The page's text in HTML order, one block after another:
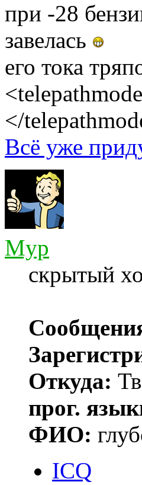
при -28
завелась
его тока
</
Всё уже
Myp
скрытый
Откуда:
прог.
ФИО:
ICQ